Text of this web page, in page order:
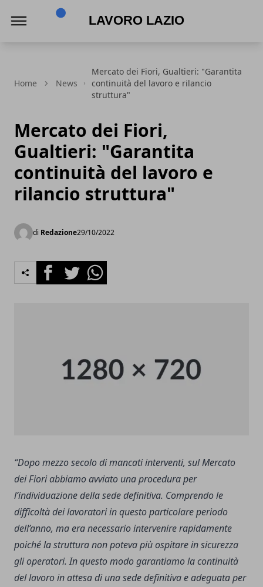
Home News
Mercato dei Fiori, Gualtieri: "Garantita
continuità del lavoro e rilancio
struttura"
Mercato dei Fiori,
Gualtieri: "Garantita
continuità del lavoro e
rilancio struttura"
di Redazione29/10/2022
FacebookTwitterWhatsapp
“Dopo mezzo secolo di mancati interventi, sul Mercato
dei Fiori abbiamo avviato una procedura per
l’individuazione della sede definitiva. Comprendo le
difficoltà dei lavoratori in questo particolare periodo
dell’anno, ma era necessario intervenire rapidamente
poiché la struttura non poteva più ospitare in sicurezza
gli operatori. In questo modo garantiamo la continuità
del lavoro in attesa di una sede definitiva e adeguata per